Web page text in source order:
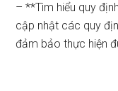
– **Tìm hiểu quy
cập nhật các quy
đảm bảo thực hiện